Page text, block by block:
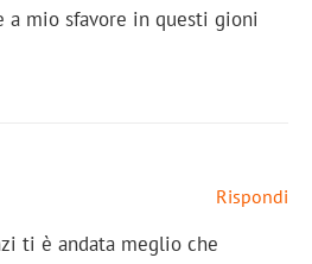
a mio sfavore in questi gioni
Rispondi
ti è andata meglio che